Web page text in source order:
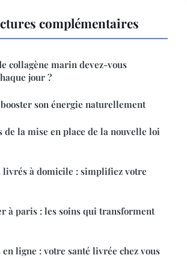
complémentaires
collagène marin devez-vous
jour ?
son énergie naturellement
de la mise en place de la nouvelle loi
livrés à domicile : simplifiez votre
à paris : les soins qui transforment
ligne : votre santé livrée chez vous